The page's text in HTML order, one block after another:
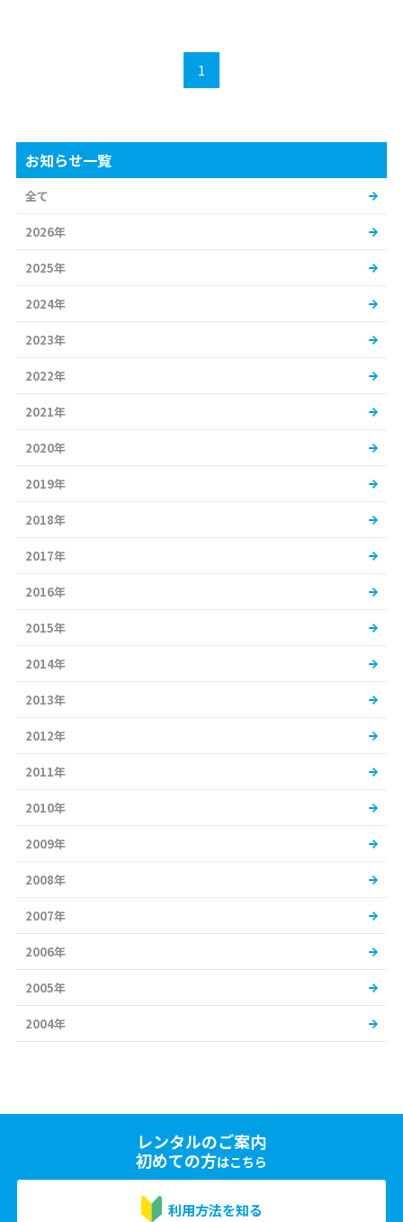
1
お知らせ一覧
全て
2026年
2025年
2024年
2023年
2022年
2021年
2020年
2019年
2018年
2017年
2016年
2015年
2014年
2013年
2012年
2011年
2010年
2009年
2008年
2007年
2006年
2005年
2004年
レンタルのご案内
初めての方はこちら
利用方法を知る